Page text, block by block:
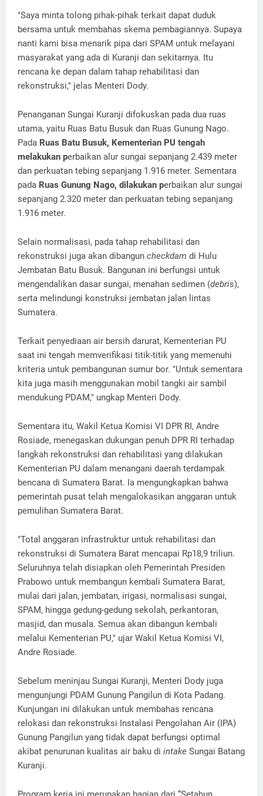
"Saya minta tolong pihak-pihak terkait dapat duduk
bersama untuk membahas skema pembagiannya. Supaya
nanti kami bisa menarik pipa dari SPAM untuk melayani
masyarakat yang ada di Kuranji dan sekitarnya. Itu
rencana ke depan dalam tahap rehabilitasi dan
rekonstruksi," jelas Menteri Dody.
Penanganan Sungai Kuranji difokuskan pada dua ruas
utama, yaitu Ruas Batu Busuk dan Ruas Gunung Nago.
Pada Ruas Batu Busuk, Kementerian PU tengah
melakukan perbaikan alur sungai sepanjang 2.439 meter
dan perkuatan tebing sepanjang 1.916 meter. Sementara
pada Ruas Gunung Nago, dilakukan perbaikan alur sungai
sepanjang 2.320 meter dan perkuatan tebing sepanjang
1.916 meter.
Selain normalisasi, pada tahap rehabilitasi dan
rekonstruksi juga akan dibangun checkdam di Hulu
Jembatan Batu Busuk. Bangunan ini berfungsi untuk
mengendalikan dasar sungai, menahan sedimen (debris),
serta melindungi konstruksi jembatan jalan lintas
Sumatera.
Terkait penyediaan air bersih darurat, Kementerian PU
saat ini tengah memverifikasi titik-titik yang memenuhi
kriteria untuk pembangunan sumur bor. "Untuk sementara
kita juga masih menggunakan mobil tangki air sambil
mendukung PDAM," ungkap Menteri Dody.
Sementara itu, Wakil Ketua Komisi VI DPR RI, Andre
Rosiade, menegaskan dukungan penuh DPR RI terhadap
langkah rekonstruksi dan rehabilitasi yang dilakukan
Kementerian PU dalam menangani daerah terdampak
bencana di Sumatera Barat. Ia mengungkapkan bahwa
pemerintah pusat telah mengalokasikan anggaran untuk
pemulihan Sumatera Barat.
"Total anggaran infrastruktur untuk rehabilitasi dan
rekonstruksi di Sumatera Barat mencapai Rp18,9 triliun.
Seluruhnya telah disiapkan oleh Pemerintah Presiden
Prabowo untuk membangun kembali Sumatera Barat,
mulai dari jalan, jembatan, irigasi, normalisasi sungai,
SPAM, hingga gedung-gedung sekolah, perkantoran,
masjid, dan musala. Semua akan dibangun kembali
melalui Kementerian PU," ujar Wakil Ketua Komisi VI,
Andre Rosiade.
Sebelum meninjau Sungai Kuranji, Menteri Dody juga
mengunjungi PDAM Gunung Pangilun di Kota Padang.
Kunjungan ini dilakukan untuk membahas rencana
relokasi dan rekonstruksi Instalasi Pengolahan Air (IPA)
Gunung Pangilun yang tidak dapat berfungsi optimal
akibat penurunan kualitas air baku di intake Sungai Batang
Kuranji.